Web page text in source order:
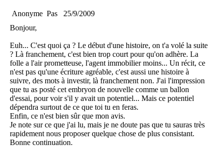
Anonyme Pas
25/9/2009
Bonjour,
Euh... C'est quoi ça ? Le début d'une histoire, on t'a volé la suite
? Là franchement, c'est bien trop court pour qu'on adhère. La
folle a l'air prometteuse, l'agent immobilier moins... Un récit, ce
n'est pas qu'une écriture agréable, c'est aussi une histoire à
suivre, des mots à investir, là franchement non. J'ai l'impression
que tu as posté cet embryon de nouvelle comme un ballon
d'essai, pour voir s'il y avait un potentiel... Mais ce potentiel
dépendra surtout de ce que toi tu en feras.
Enfin, ce n'est bien sûr que mon avis.
Je note sur ce que j'ai lu, mais je ne doute pas que tu sauras très
rapidement nous proposer quelque chose de plus consistant.
Bonne continuation.